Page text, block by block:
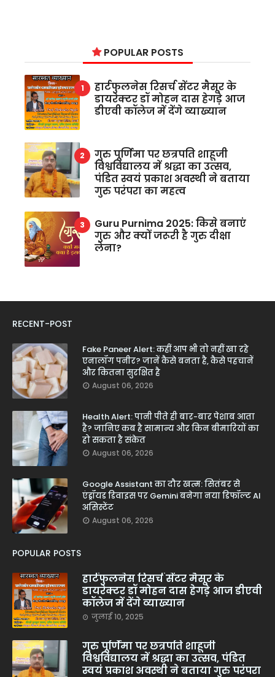
POPULAR POSTS
हार्टफुलनेस रिसर्च सेंटर मैसूर के
डायरेक्टर डॉ मोहन दास हेगड़े आज
डीएवी कॉलेज में देंगे व्याख्यान
गुरु पूर्णिमा पर छत्रपति शाहूजी
विश्वविद्यालय में श्रद्धा का उत्सव,
पंडित स्वयं प्रकाश अवस्थी ने बताया
गुरु परंपरा का महत्व
Guru Purnima 2025: किसे बनाएं
गुरु और क्यों जरूरी है गुरु दीक्षा
लेना?
RECENT-POST
Fake Paneer Alert: कहीं आप भी तो नहीं खा रहे
एनालॉग पनीर? जानें कैसे बनता है, कैसे पहचानें
और कितना सुरक्षित है
August 06, 2026
Health Alert: पानी पीते ही बार-बार पेशाब आता
है? जानिए कब है सामान्य और किन बीमारियों का
हो सकता है संकेत
August 06, 2026
Google Assistant का दौर खत्म: सितंबर से
एंड्रॉयड डिवाइस पर Gemini बनेगा नया डिफॉल्ट AI
असिस्टेंट
August 06, 2026
POPULAR POSTS
हार्टफुलनेस रिसर्च सेंटर मैसूर के
डायरेक्टर डॉ मोहन दास हेगड़े आज डीएवी
कॉलेज में देंगे व्याख्यान
जुलाई 10, 2025
गुरु पूर्णिमा पर छत्रपति शाहूजी
विश्वविद्यालय में श्रद्धा का उत्सव, पंडित
स्वयं प्रकाश अवस्थी ने बताया गुरु परंपरा